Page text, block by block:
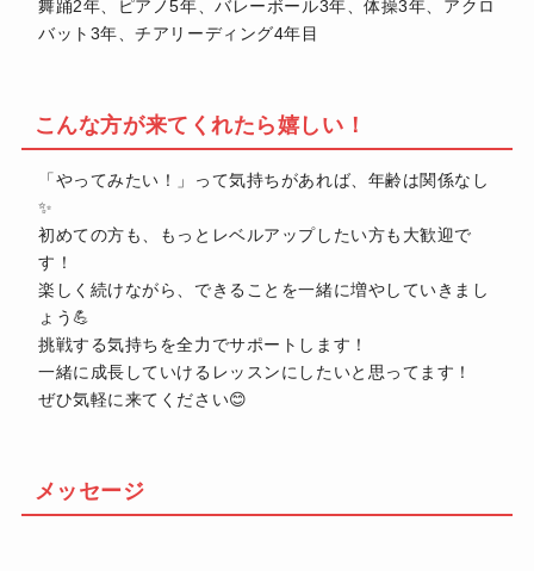
舞踊2年、ピアノ5年、バレーボール3年、体操3年、アクロ
バット3年、チアリーディング4年目
こんな方が来てくれたら嬉しい！
「やってみたい！」って気持ちがあれば、年齢は関係なし
✨
初めての方も、もっとレベルアップしたい方も大歓迎で
す！
楽しく続けながら、できることを一緒に増やしていきまし
ょう💪
挑戦する気持ちを全力でサポートします！
一緒に成長していけるレッスンにしたいと思ってます！
ぜひ気軽に来てください😊
メッセージ